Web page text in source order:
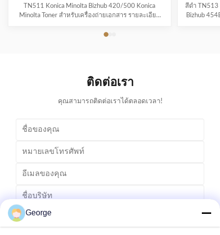
TN511 Konica Minolta Bizhub 420/500 Konica
Minolta Toner สำหรับเครื่องถ่ายเอกสาร รายละเอียด
TN511 2.น้ำหนักของผงหมึกแป้ง : 676g 3.สำหรับใช้ใน
สีดำ TN513
Bizhub
ติดต่อเรา
คุณสามารถติดต่อเราได้ตลอดเวลา!
George